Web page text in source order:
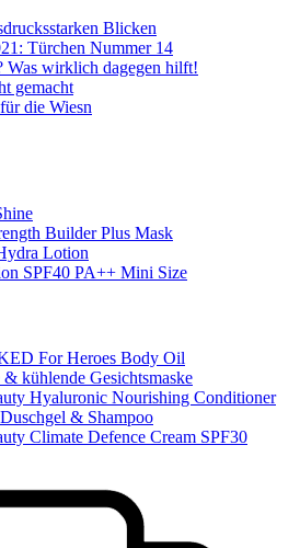
Blicken
Türchen Nummer 14
Was wirklich dagegen hilft!
gemacht
die Wiesn
Builder Plus Mask
Lotion
SPF40 PA++ Mini Size
For Heroes Body Oil
kühlende Gesichtsmaske
Hyaluronic Nourishing Conditioner
& Shampoo
Climate Defence Cream SPF30